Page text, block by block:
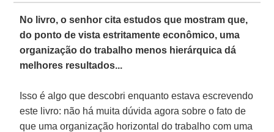
No livro, o senhor cita estudos que mostram que,
do ponto de vista estritamente econômico, uma
organização do trabalho menos hierárquica dá
melhores resultados...
Isso é algo que descobri enquanto estava escrevendo
este livro: não há muita dúvida agora sobre o fato de
que uma organização horizontal do trabalho com uma